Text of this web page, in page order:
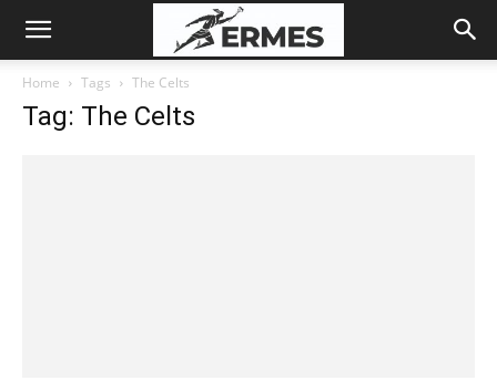
Home Tags The Celts
Tag: The Celts